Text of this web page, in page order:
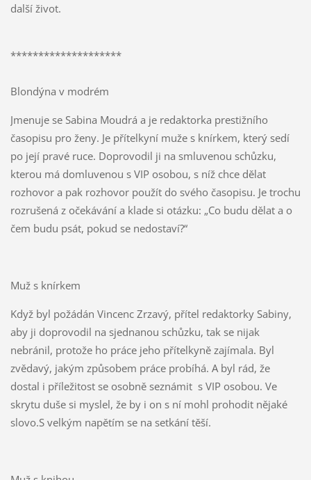
další život.
********************
Blondýna v modrém
Jmenuje se Sabina Moudrá a je redaktorka prestižního
časopisu pro ženy. Je přítelkyní muže s knírkem, který sedí
po její pravé ruce. Doprovodil ji na smluvenou schůzku,
kterou má domluvenou s VIP osobou, s níž chce dělat
rozhovor a pak rozhovor použít do svého časopisu. Je trochu
rozrušená z očekávání a klade si otázku: „Co budu dělat a o
čem budu psát, pokud se nedostaví?“
Muž s knírkem
Když byl požádán Vincenc Zrzavý, přítel redaktorky Sabiny,
aby ji doprovodil na sjednanou schůzku, tak se nijak
nebránil, protože ho práce jeho přítelkyně zajímala. Byl
zvědavý, jakým způsobem práce probíhá. A byl rád, že
dostal i příležitost se osobně seznámit s VIP osobou. Ve
skrytu duše si myslel, že by i on s ní mohl prohodit nějaké
slovo.S velkým napětím se na setkání těší.